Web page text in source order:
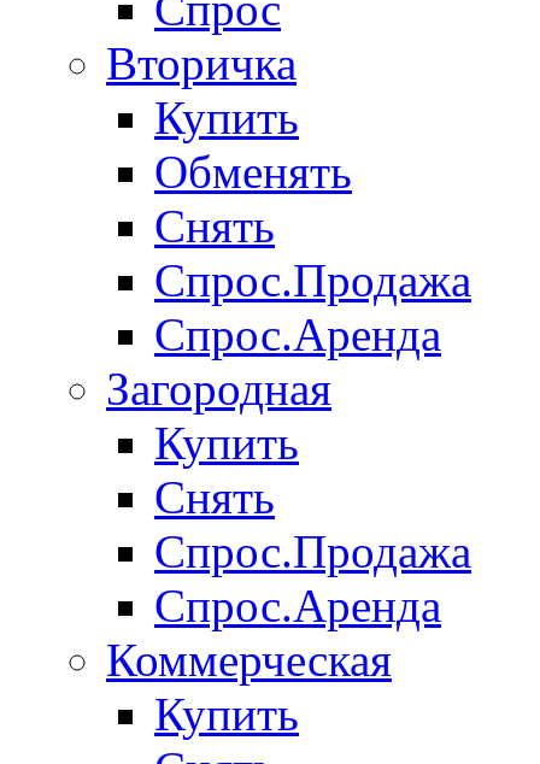
Вторичка
Купить
Обменять
Снять
Спрос.Продажа
Спрос.Аренда
Загородная
Купить
Снять
Спрос.Продажа
Спрос.Аренда
Коммерческая
Купить